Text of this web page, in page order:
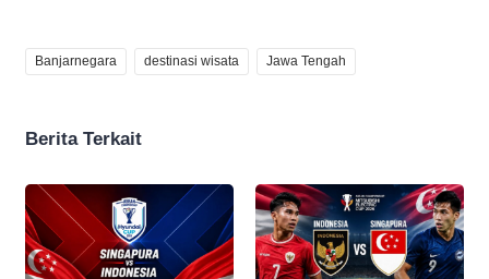
Banjarnegara destinasi wisata Jawa Tengah
Berita Terkait